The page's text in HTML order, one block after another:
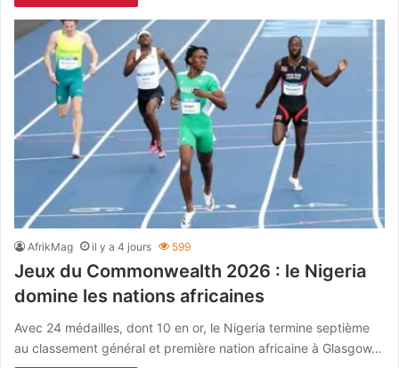
AfrikMag il y a 4 jours 599
Jeux du Commonwealth 2026 : le Nigeria
domine les nations africaines
Avec 24 médailles, dont 10 en or, le Nigeria termine septième
au classement général et première nation africaine à Glasgow…